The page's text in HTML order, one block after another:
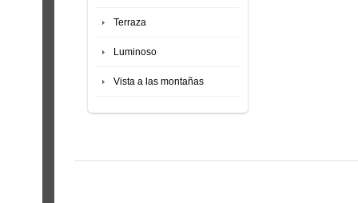
Terraza
Luminoso
Vista a las montañas